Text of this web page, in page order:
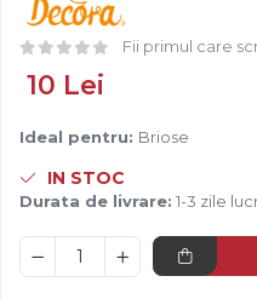
Aroma Vanilie
Aroma Rom
Aroma Lamaie
Isomalt
Crocant / Crumble
Topping
Fii primul care
10 Lei
Ideal pentru: Briose
IN STOC
Durata de livrare: 1-3 zile